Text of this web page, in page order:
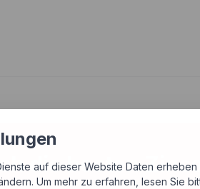
die besten
auf dieser Website Daten erheben
Um mehr zu erfahren, lesen Sie